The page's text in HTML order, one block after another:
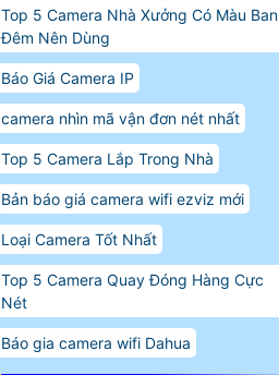
Top 5 Camera Nhà Xưởng Có Màu Ban
Đêm Nên Dùng
Báo Giá Camera IP
camera nhìn mã vận đơn nét nhất
Top 5 Camera Lắp Trong Nhà
Bản báo giá camera wifi ezviz mới
Loại Camera Tốt Nhất
Top 5 Camera Quay Đóng Hàng Cực
Nét
Báo gia camera wifi Dahua